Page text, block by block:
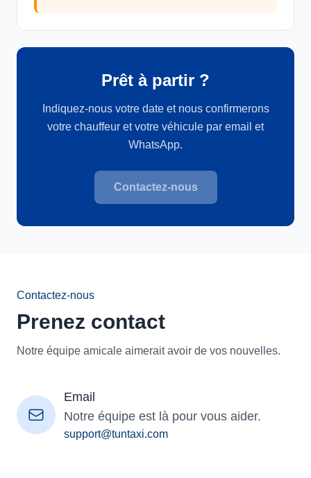
Prêt à partir ?
Indiquez-nous votre date et nous confirmerons
votre chauffeur et votre véhicule par email et
WhatsApp.
Contactez-nous
Contactez-nous
Prenez contact
Notre équipe amicale aimerait avoir de vos nouvelles.
Email
Notre équipe est là pour vous aider.
support@tuntaxi.com